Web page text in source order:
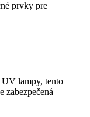
prvky pre
UV lampy, tento
zabezpečená